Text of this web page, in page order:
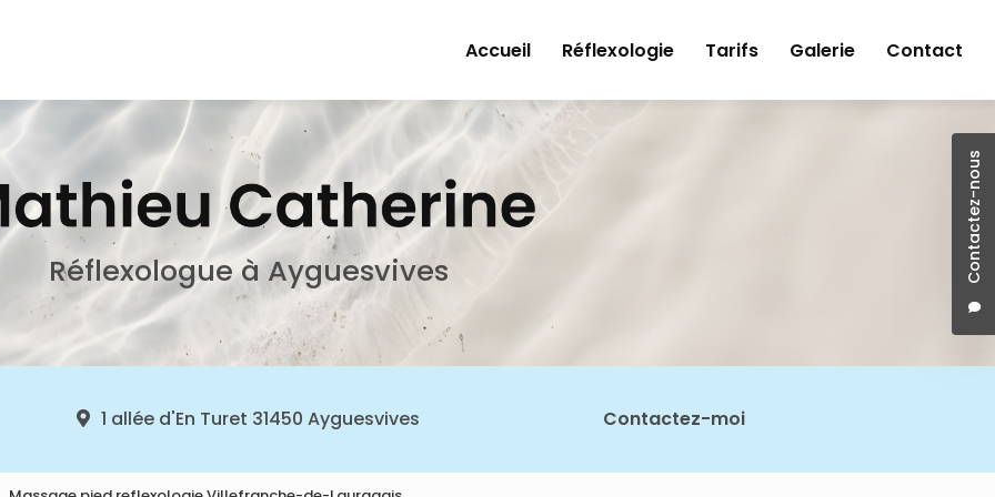
Contactez-nous
Accueil
Réflexologie Tarifs Galerie Contact
Réflexologue à Ayguesvives
1 allée d'En Turet 31450 Ayguesvives Contactez-moi